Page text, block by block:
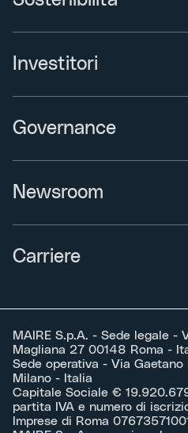
Investitori
Governance
Newsroom
Carriere
MAIRE S.p.A. - Sede legale -
Magliana 27 00148 Roma -
Sede operativa - Via
Milano - Italia
Capitale Sociale €
partita IVA e numero di
Imprese di Roma 07673571001